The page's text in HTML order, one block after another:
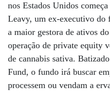
nos Estados Unidos
Leavy, um ex-executivo do
a maior gestora de ativos
operação de private equity
de cannabis sativa.
Fund, o fundo irá buscar
processem ou vendam a